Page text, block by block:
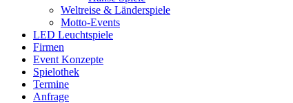
Weltreise & Länderspiele
Motto-Events
LED Leuchtspiele
Firmen
Event Konzepte
Spielothek
Termine
Anfrage